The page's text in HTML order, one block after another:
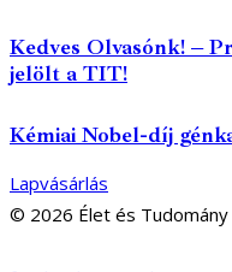
Kedves Olvasónk! –
jelölt a TIT!
Kémiai Nobel-díj
Lapvásárlás
© 2026 Élet és Tudomány